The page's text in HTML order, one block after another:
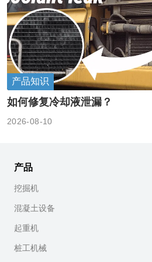
产品知识
如何修复冷却液泄漏？
2026-08-10
产品
挖掘机
混凝土设备
起重机
桩工机械